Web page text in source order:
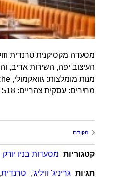
מסעדה מקסיקנית טרנדית
העיצוב יפה, השירות אדיב,
מנות מומלצות: גוואקמולי, Elote Verde Tamale, Tuna Ceviche, מנה אחרונה: Tres Leches Cake.
מחירים: עסקית צהריים: $18 למנה ראשונה ועיקרית, מנה ראשונה ועיקרית מהתפריט הרגיל: $35 לסועד בממוצע.
הקודם
קטגוריות מסעדות בניו יורק
תגיות גריניג' וויליג', טרנדית,